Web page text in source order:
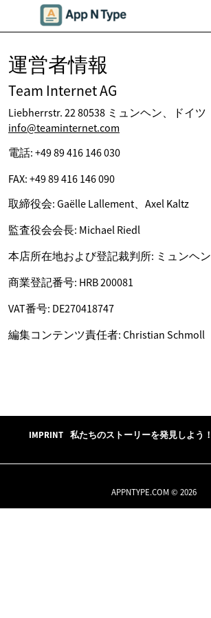
運営者情報
Team Internet AG
Liebherrstr. 22 80538 ミュンヘン、ドイツ
info@teaminternet.com
電話: +49 89 416 146 030
FAX: +49 89 416 146 090
取締役会: Gaëlle Lallement、Axel Kaltz
監査役会会長: Michael Riedl
本店所在地および登記裁判所: ミュンヘン
商業登記番号: HRB 200081
VAT番号: DE270418747
編集コンテンツ責任者: Christian Schmoll
IMPRINT 私たちのストーリーを発見しよう！
APPNTYPE.COM © 2026